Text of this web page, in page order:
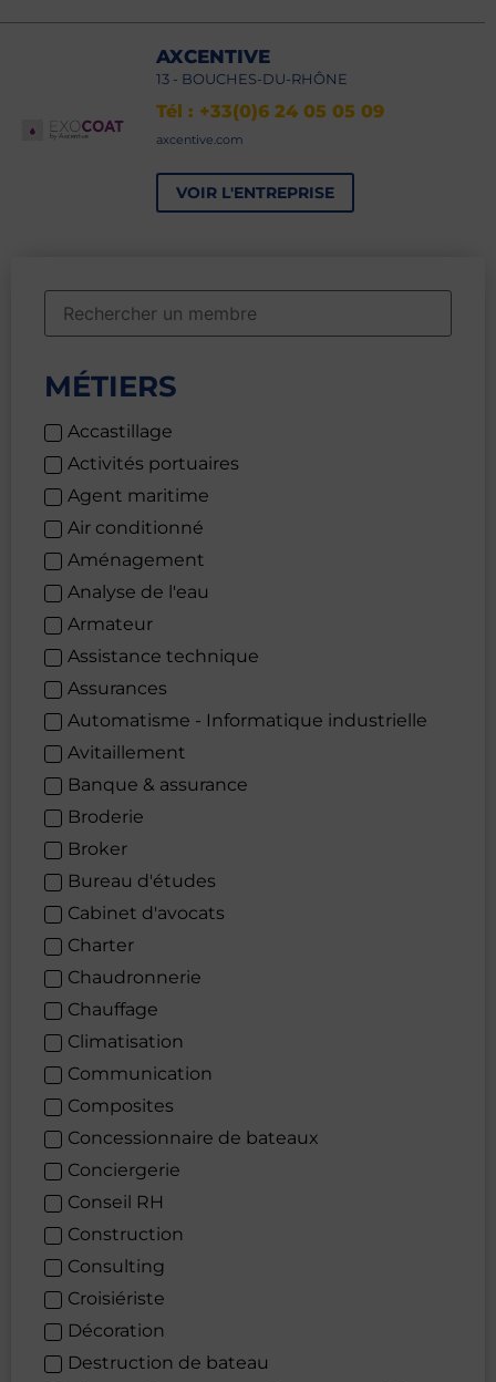
AXCENTIVE
13 - BOUCHES-DU-RHÔNE
Tél : +33(0)6 24 05 05 09
axcentive.com
VOIR L'ENTREPRISE
MÉTIERS
Accastillage
Activités portuaires
Agent maritime
Air conditionné
Aménagement
Analyse de l'eau
Armateur
Assistance technique
Assurances
Automatisme - Informatique industrielle
Avitaillement
Banque & assurance
Broderie
Broker
Bureau d'études
Cabinet d'avocats
Charter
Chaudronnerie
Chauffage
Climatisation
Communication
Composites
Concessionnaire de bateaux
Conciergerie
Conseil RH
Construction
Consulting
Croisiériste
Décoration
Destruction de bateau